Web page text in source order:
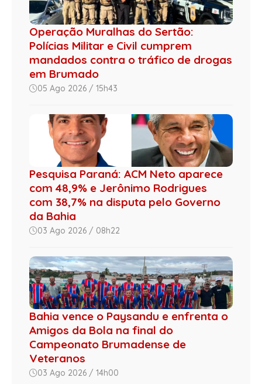
Operação Muralhas do Sertão:
Polícias Militar e Civil cumprem
mandados contra o tráfico de drogas
em Brumado
05 Ago 2026 / 15h43
Pesquisa Paraná: ACM Neto aparece
com 48,9% e Jerônimo Rodrigues
com 38,7% na disputa pelo Governo
da Bahia
03 Ago 2026 / 08h22
Bahia vence o Paysandu e enfrenta o
Amigos da Bola na final do
Campeonato Brumadense de
Veteranos
03 Ago 2026 / 14h00